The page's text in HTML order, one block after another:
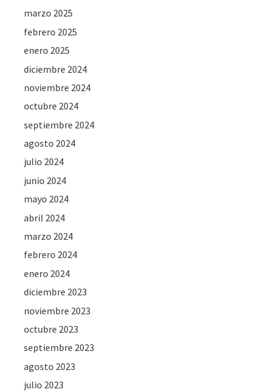
marzo 2025
febrero 2025
enero 2025
diciembre 2024
noviembre 2024
octubre 2024
septiembre 2024
agosto 2024
julio 2024
junio 2024
mayo 2024
abril 2024
marzo 2024
febrero 2024
enero 2024
diciembre 2023
noviembre 2023
octubre 2023
septiembre 2023
agosto 2023
julio 2023